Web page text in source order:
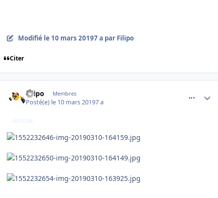
Modifié le 10 mars 20197 a par Filipo
Citer
Filipo Membres
Posté(e) le 10 mars 20197 a
AUTEUR